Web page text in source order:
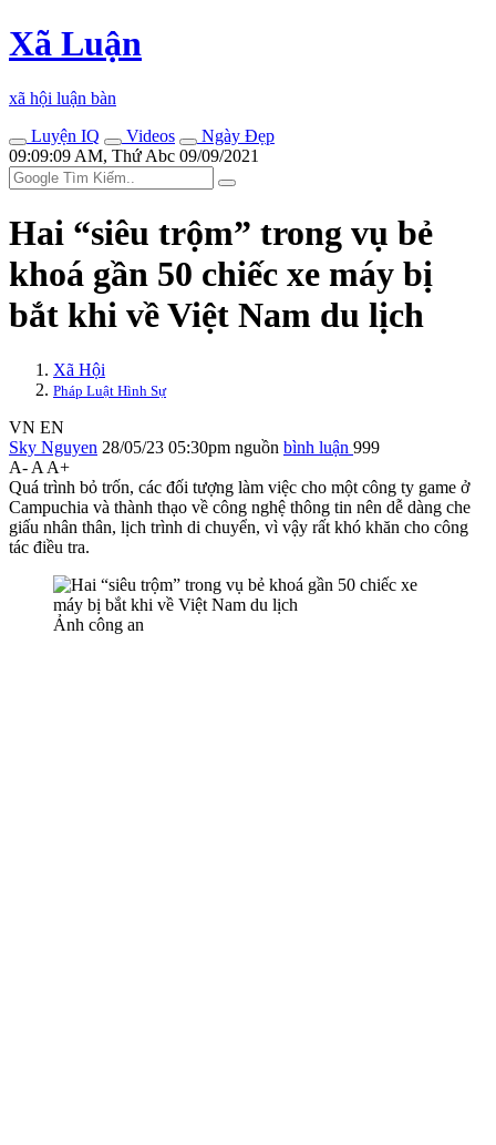
Xã Luận
xã hội luận bàn
Luyện IQ
Videos
Ngày Đẹp
09:09:09 AM, Thứ Abc 09/09/2021
Hai “siêu trộm” trong vụ bẻ
khoá gần 50 chiếc xe máy bị
bắt khi về Việt Nam du lịch
Xã Hội
Pháp Luật Hình Sự
VN EN
Sky Nguyen 28/05/23 05:30pm nguồn bình luận 999
A- A A+
Quá trình bỏ trốn, các đối tượng làm việc cho một công ty game ở
Campuchia và thành thạo về công nghệ thông tin nên dễ dàng che
giấu nhân thân, lịch trình di chuyển, vì vậy rất khó khăn cho công
tác điều tra.
Ảnh công an